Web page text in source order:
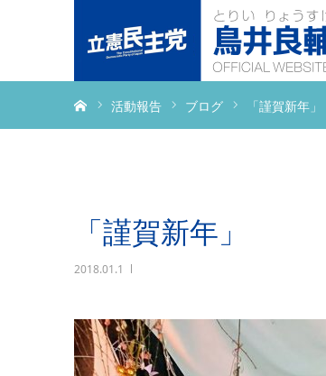
活動報告 ブログ 「謹賀新年」
「謹賀新年」
2018.01.1